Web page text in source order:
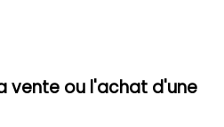
vente ou l'achat d'une